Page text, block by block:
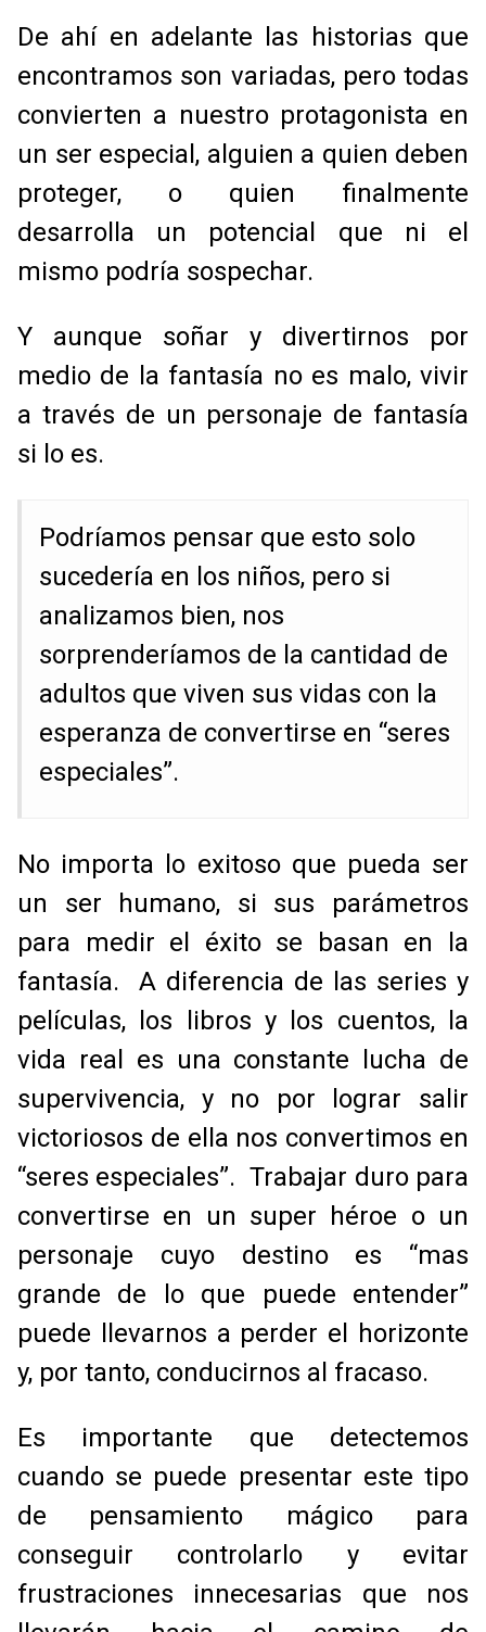
De ahí en adelante las historias que
encontramos son variadas, pero todas
convierten a nuestro protagonista en
un ser especial, alguien a quien deben
proteger, o quien finalmente
desarrolla un potencial que ni el
mismo podría sospechar.
Y aunque soñar y divertirnos por
medio de la fantasía no es malo, vivir
a través de un personaje de fantasía
si lo es.
Podríamos pensar que esto solo
sucedería en los niños, pero si
analizamos bien, nos
sorprenderíamos de la cantidad de
adultos que viven sus vidas con la
esperanza de convertirse en “seres
especiales”.
No importa lo exitoso que pueda ser
un ser humano, si sus parámetros
para medir el éxito se basan en la
fantasía. A diferencia de las series y
películas, los libros y los cuentos, la
vida real es una constante lucha de
supervivencia, y no por lograr salir
victoriosos de ella nos convertimos en
“seres especiales”. Trabajar duro para
convertirse en un super héroe o un
personaje cuyo destino es “mas
grande de lo que puede entender”
puede llevarnos a perder el horizonte
y, por tanto, conducirnos al fracaso.
Es importante que detectemos
cuando se puede presentar este tipo
de pensamiento mágico para
conseguir controlarlo y evitar
frustraciones innecesarias que nos